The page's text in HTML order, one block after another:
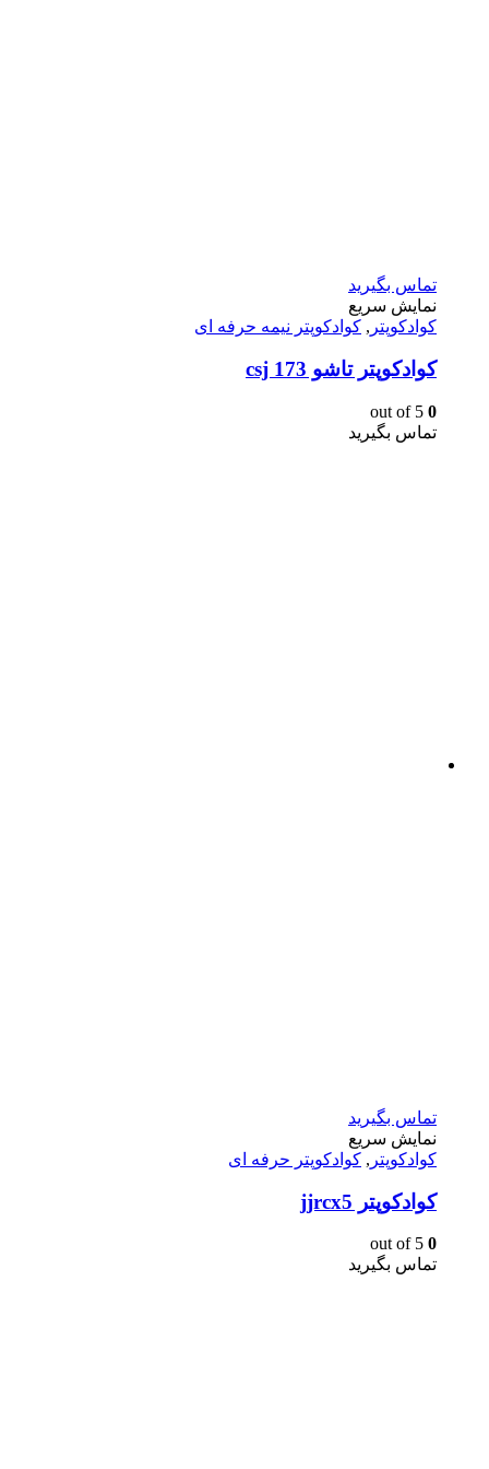
تماس بگیرید
نمایش سریع
کوادکوپتر , کوادکوپتر نیمه حرفه ای
کوادکوپتر تاشو csj 173
0
تماس بگیرید
تماس بگیرید
نمایش سریع
کوادکوپتر , کوادکوپتر حرفه ای
کوادکوپتر jjrcx5
0
تماس بگیرید